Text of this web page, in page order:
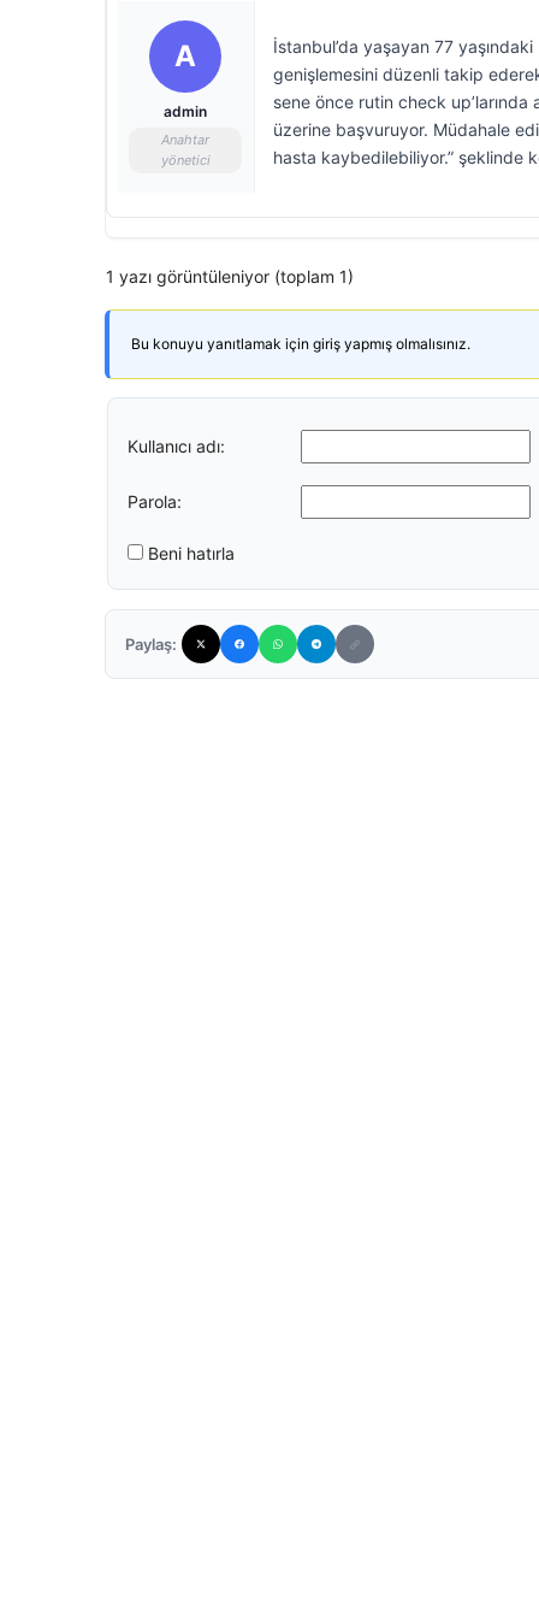
A
admin
Anahtar
yönetici
İstanbul’da yaşayan 77
genişlemesini düzenli takip
sene önce rutin check up’larında
üzerine başvuruyor. Müdahale
hasta kaybedilebiliyor.” şeklinde
1 yazı görüntüleniyor (toplam 1)
Bu konuyu yanıtlamak için giriş yapmış olmalısınız.
Kullanıcı adı:
Parola:
Beni hatırla
Paylaş: